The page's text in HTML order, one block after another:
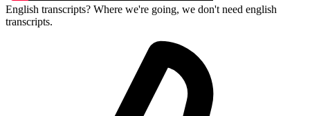
English transcripts? Where we're going, we don't need english
transcripts.